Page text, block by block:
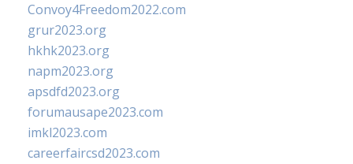
Convoy4Freedom2022.com
grur2023.org
hkhk2023.org
napm2023.org
apsdfd2023.org
forumausape2023.com
imkl2023.com
careerfaircsd2023.com